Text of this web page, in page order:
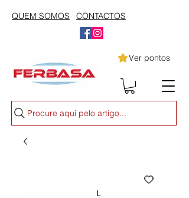
QUEM SOMOS CONTACTOS
Ver pontos
Procure aqui pelo artigo...